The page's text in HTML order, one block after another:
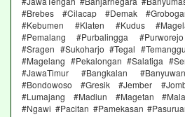
#Brebes #Cilacap #Demak
#Kebumen #Klaten #Kudus
#Pemalang #Purbalingga
#Sragen #Sukoharjo #Tegal
#Magelang #Pekalongan #Salatiga
#JawaTimur #Bangkalan
#Bondowoso #Gresik #Jember
#Lumajang #Madiun #Magetan
#Ngawi #Pacitan #Pamekasan